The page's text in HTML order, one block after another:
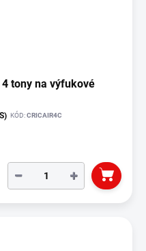
tony na výfukové
KÓD:CRICAIR4C
+
−